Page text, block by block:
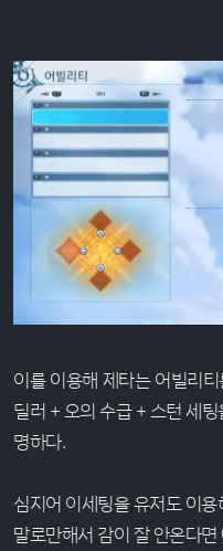
이를 이용해 제타는 어빌리
딜러 + 오의 수급 + 스턴 세
명하다.
심지어 이세팅을 유저도 이
말로만해서 감이 잘 안온다